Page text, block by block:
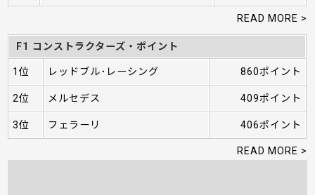
READ MORE >
F1 コンストラクターズ・ポイント
1位 レッドブル･レーシング 860ポイント
2位 メルセデス 409ポイント
3位 フェラーリ 406ポイント
READ MORE >